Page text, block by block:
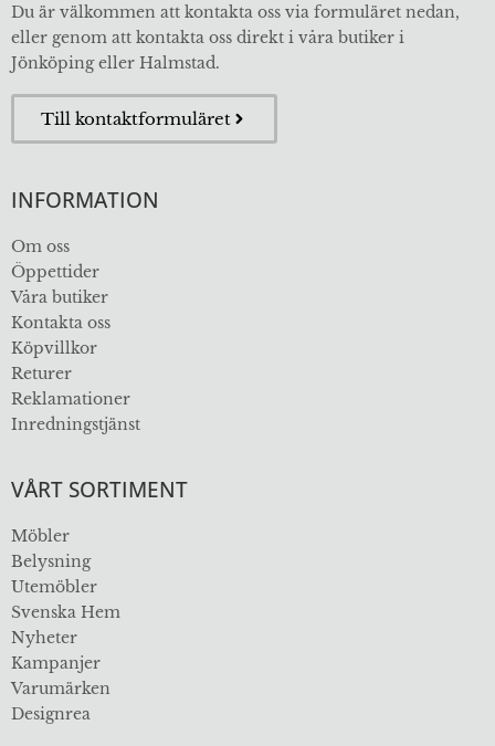
Du är välkommen att kontakta oss via formuläret nedan,
eller genom att kontakta oss direkt i våra butiker i
Jönköping eller Halmstad.
Till kontaktformuläret
INFORMATION
Om oss
Öppettider
Våra butiker
Kontakta oss
Köpvillkor
Returer
Reklamationer
Inredningstjänst
VÅRT SORTIMENT
Möbler
Belysning
Utemöbler
Svenska Hem
Nyheter
Kampanjer
Varumärken
Designrea